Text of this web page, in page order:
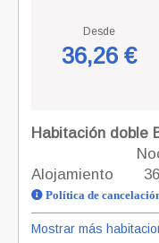
Desde
36,26 €
Habitación doble
Alojamiento
Política de
Mostrar más